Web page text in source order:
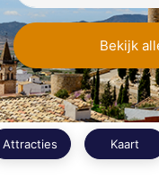
Bekijk
Attracties Kaart